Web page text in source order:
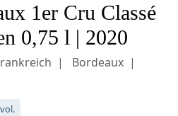
1er Cru Classé
0,75 l | 2020
Bordeaux